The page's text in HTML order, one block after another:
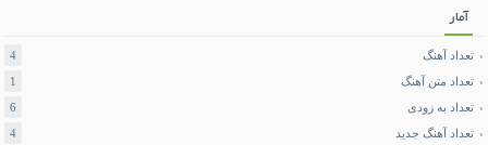
آمار
تعداد آهنگ
4
تعداد متن آهنگ
1
تعداد به زودی
6
تعداد آهنگ جدید
4